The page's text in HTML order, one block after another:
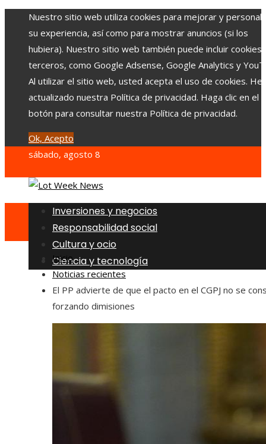
Nuestro sitio web utiliza cookies para mejorar y
su experiencia, así como para mostrar anuncios (si los
hubiera). Nuestro sitio web también puede incluir cookies
terceros, como Google Adsense, Google Analytics y
Al utilizar el sitio web, usted acepta el uso de cookies.
actualizado nuestra Política de privacidad. Haga clic en el
botón para consultar nuestra Política de privacidad.
Ok, Acepto
sábado, agosto 8
Inversiones y negocios
Responsabilidad social
Cultura y ocio
Ciencia y tecnología
Inicio
Noticias recientes
El PP advierte de que el pacto en el CGPJ no se
forzando dimisiones